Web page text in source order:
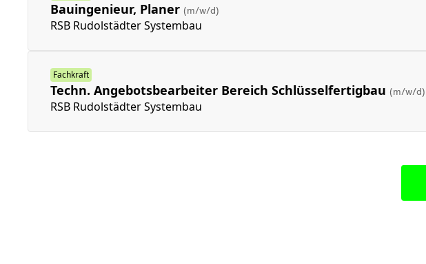
Bauingenieur, Planer (m/w/d)
RSB Rudolstädter Systembau
Fachkraft
Techn. Angebotsbearbeiter Bereich Schlüsselfertigbau (m/w/d)
RSB Rudolstädter Systembau